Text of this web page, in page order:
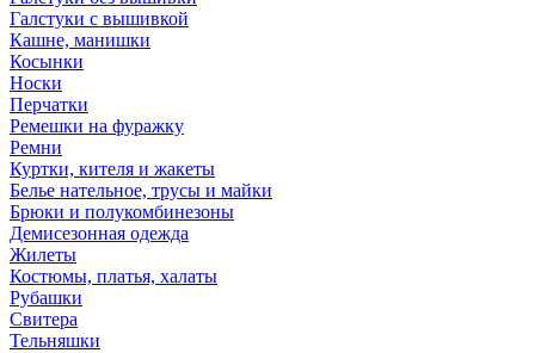
Галстуки с вышивкой
Кашне, манишки
Косынки
Носки
Перчатки
Ремешки на фуражку
Ремни
Куртки, кителя и жакеты
Белье нательное, трусы и майки
Брюки и полукомбинезоны
Демисезонная одежда
Жилеты
Костюмы, платья, халаты
Рубашки
Свитера
Тельняшки